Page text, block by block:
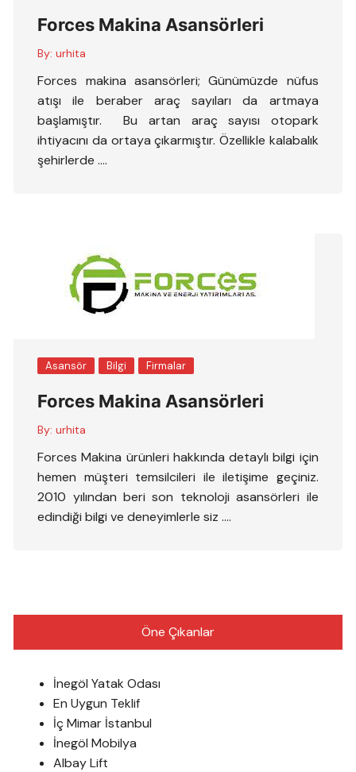
Forces Makina Asansörleri
By: urhita
Forces makina asansörleri; Günümüzde nüfus
atışı ile beraber araç sayıları da artmaya
başlamıştır. Bu artan araç sayısı otopark
ihtiyacını da ortaya çıkarmıştır. Özellikle kalabalık
şehirlerde ….
Asansör Bilgi Firmalar
Forces Makina Asansörleri
By: urhita
Forces Makina ürünleri hakkında detaylı bilgi için
hemen müşteri temsilcileri ile iletişime geçiniz.
2010 yılından beri son teknoloji asansörleri ile
edindiği bilgi ve deneyimlerle siz ….
Öne Çıkanlar
İnegöl Yatak Odası
En Uygun Teklif
İç Mimar İstanbul
İnegöl Mobilya
Albay Lift